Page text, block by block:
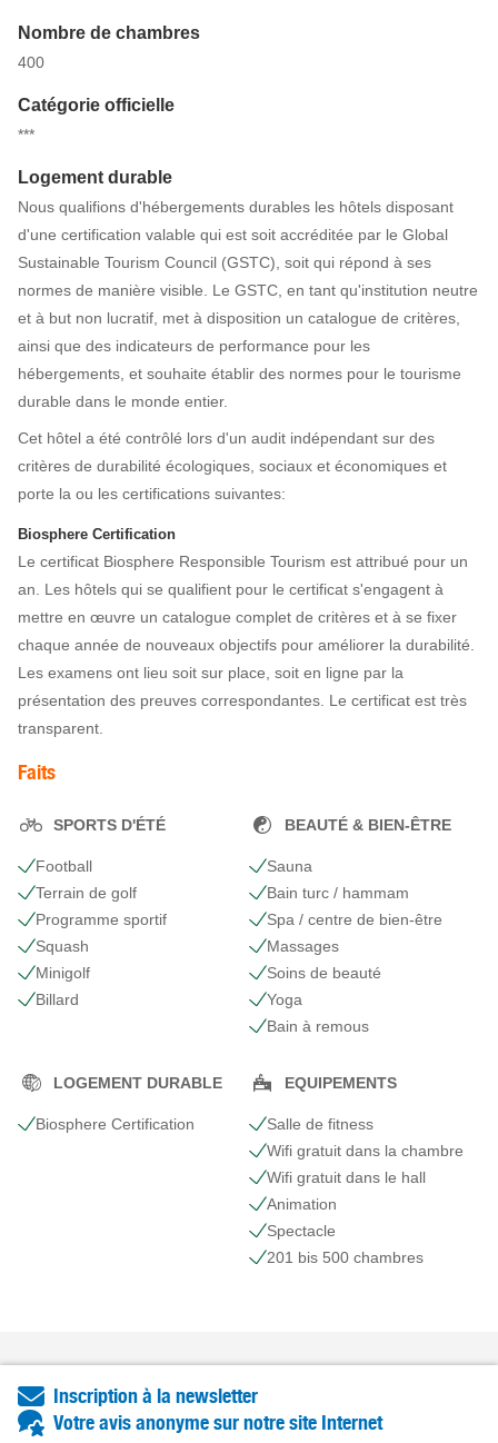
Nombre de chambres
400
Catégorie officielle
***
Logement durable
Nous qualifions d'hébergements durables les hôtels disposant
d'une certification valable qui est soit accréditée par le Global
Sustainable Tourism Council (GSTC), soit qui répond à ses
normes de manière visible. Le GSTC, en tant qu'institution neutre
et à but non lucratif, met à disposition un catalogue de critères,
ainsi que des indicateurs de performance pour les
hébergements, et souhaite établir des normes pour le tourisme
durable dans le monde entier.
Cet hôtel a été contrôlé lors d'un audit indépendant sur des
critères de durabilité écologiques, sociaux et économiques et
porte la ou les certifications suivantes:
Biosphere Certification
Le certificat Biosphere Responsible Tourism est attribué pour un
an. Les hôtels qui se qualifient pour le certificat s'engagent à
mettre en œuvre un catalogue complet de critères et à se fixer
chaque année de nouveaux objectifs pour améliorer la durabilité.
Les examens ont lieu soit sur place, soit en ligne par la
présentation des preuves correspondantes. Le certificat est très
transparent.
Faits
SPORTS D'ÉTÉ
Football
Terrain de golf
Programme sportif
Squash
Minigolf
Billard
BEAUTÉ & BIEN-ÊTRE
Sauna
Bain turc / hammam
Spa / centre de bien-être
Massages
Soins de beauté
Yoga
Bain à remous
LOGEMENT DURABLE
Biosphere Certification
EQUIPEMENTS
Salle de fitness
Wifi gratuit dans la chambre
Wifi gratuit dans le hall
Animation
Spectacle
201 bis 500 chambres
Inscription à la newsletter
Votre avis anonyme sur notre site Internet